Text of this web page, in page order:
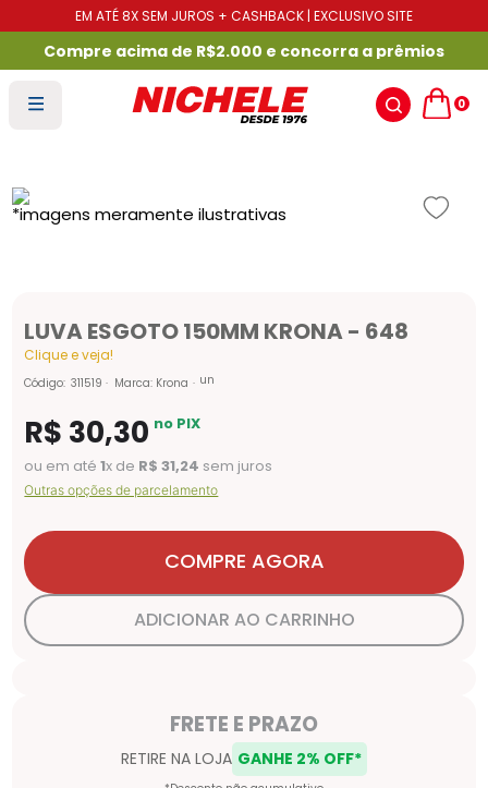
EM ATÉ 8X SEM JUROS + CASHBACK | EXCLUSIVO SITE
Compre acima de R$2.000 e concorra a prêmios
0
LUVA ESGOTO 150MM KRONA - 648
Clique e veja!
Código: 311519 Marca: Krona un
R$ 30,30 no PIX
ou em até1x de R$ 31,24 sem juros
Outras opções de parcelamento
COMPRE AGORA
ADICIONAR AO CARRINHO